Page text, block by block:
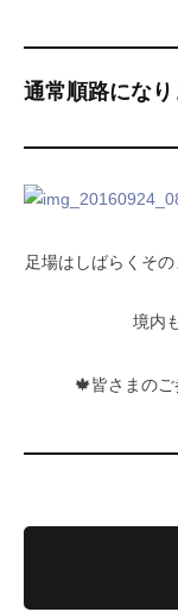
通常順路になり
足場はしばらくそ
境内
🍁皆さまのご